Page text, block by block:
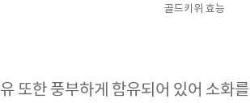
골드키위 효능
또한 풍부하게 함유되어 있어 소화